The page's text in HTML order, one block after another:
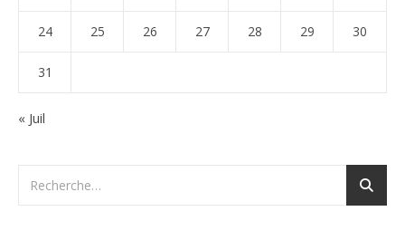
24 25 26 27 28 29 30
31
« Juil